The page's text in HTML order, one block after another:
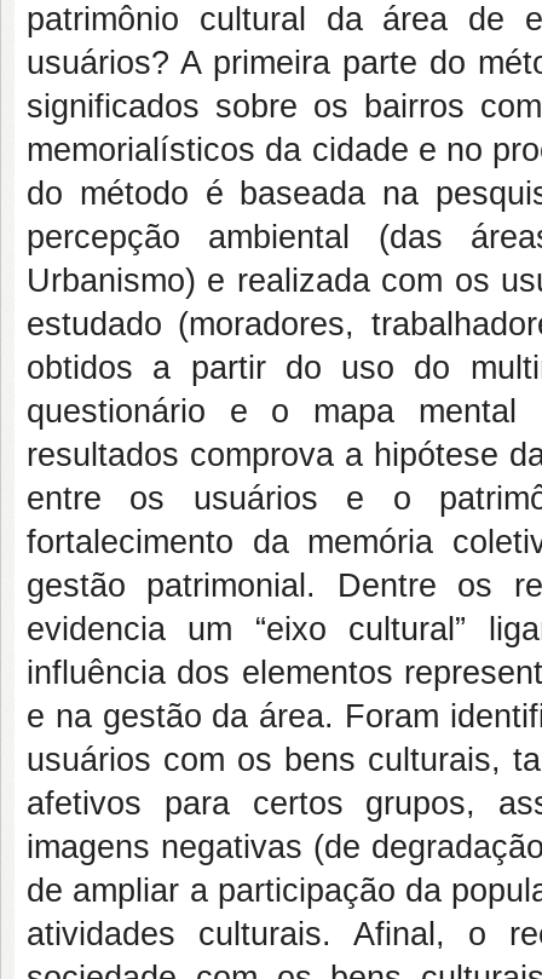
patrimônio cultural da área de
usuários? A primeira parte do
significados sobre os bairros
memorialísticos da cidade e no
do método é baseada na
percepção ambiental (das
Urbanismo) e realizada com os
estudado (moradores,
obtidos a partir do uso do
questionário e o mapa
resultados comprova a hipótese
entre os usuários e o
fortalecimento da memória
gestão patrimonial. Dentre os
evidencia um “eixo cultural”
influência dos elementos
e na gestão da área. Foram
usuários com os bens culturais,
afetivos para certos grupos,
imagens negativas (de
de ampliar a participação da
atividades culturais. Afinal, o